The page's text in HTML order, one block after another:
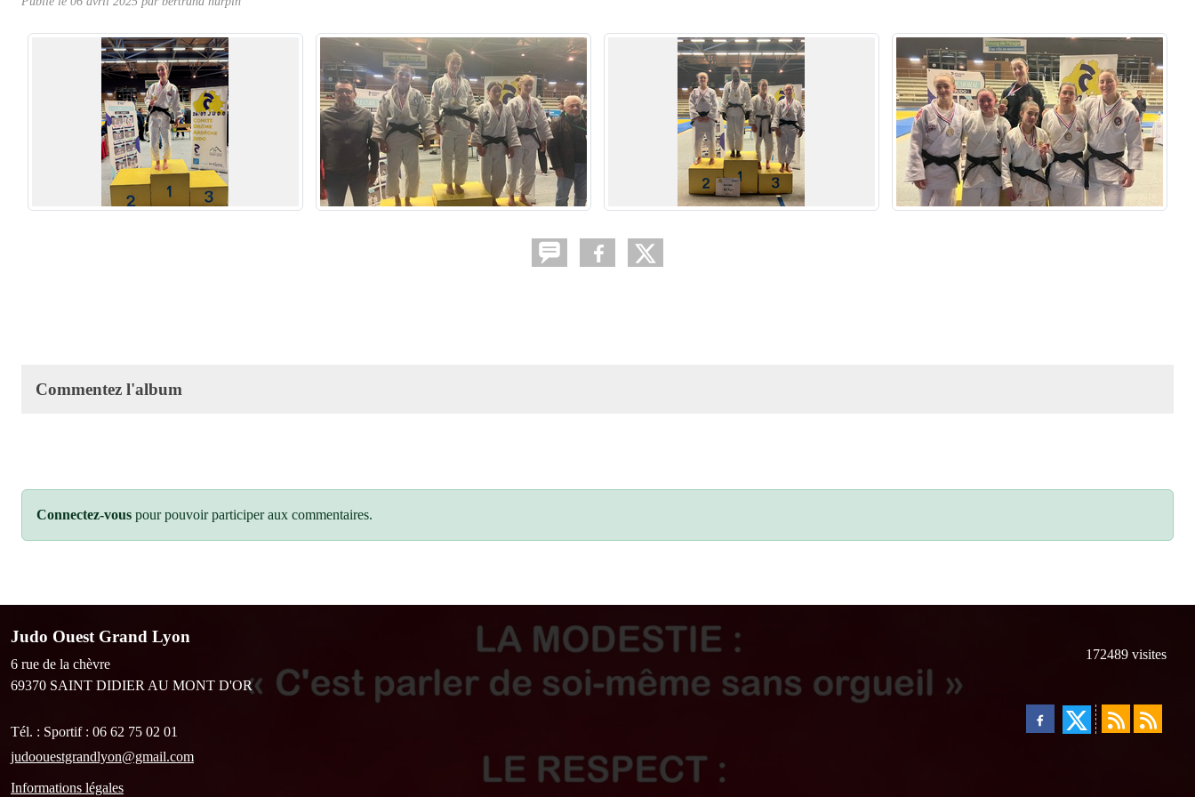
Commentez l'album
Connectez-vous pour pouvoir participer aux commentaires.
Judo Ouest Grand Lyon
6 rue de la chèvre
69370 SAINT DIDIER AU MONT D'OR
Tél. : Sportif : 06 62 75 02 01
judoouestgrandlyon@gmail.com
Informations légales
172489 visites